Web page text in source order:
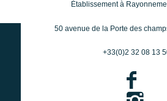
Établissement à
50 avenue de la Porte des
+33(0)2 32 08 13